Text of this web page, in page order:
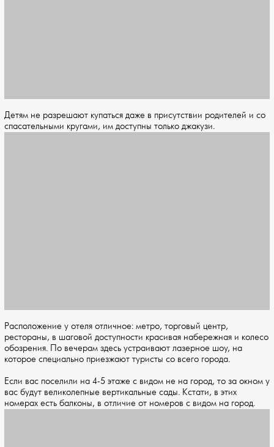
Детям не разрешают купаться даже в присутствии родителей и со
спасательными кругами, им доступны только джакузи.
Расположение у отеля отличное: метро, торговый центр,
рестораны, в шаговой доступности красивая набережная и колесо
обозрения. По вечерам здесь устраивают лазерное шоу, на
которое специально приезжают туристы со всего города.
Если вас поселили на 4-5 этаже с видом не на город, то за окном у
вас будут великолепные вертикальные сады. Кстати, в этих
номерах есть балконы, в отличие от номеров с видом на город.